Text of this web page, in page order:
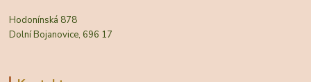
Hodonínská 878
Dolní Bojanovice, 696 17